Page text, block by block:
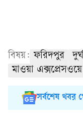
বিষয়: ফরিদপুর
মাওয়া এক্সপ্রেসওয়ে
সর্বশেষ